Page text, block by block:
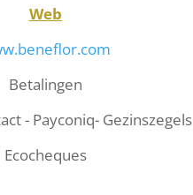
Web
Betalingen
- Payconiq- Gezinszegels
Ecocheques